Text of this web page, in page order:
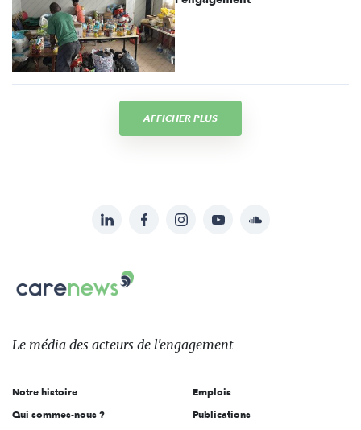
AFFICHER PLUS
sur:
LinkedInFacebookInstagramYouTubeSoundcloud
Carenews,
Le
des
l'engagement
Le média des acteurs de l'engagement
Notre histoire
Qui sommes-nous ?
Emplois
Publications